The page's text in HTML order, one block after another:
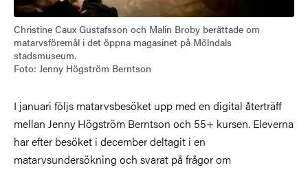
Christine Caux Gustafsson och Malin Broby berättade om
matarvsföremål i det öppna magasinet på Mölndals
stadsmuseum.
Foto: Jenny Högström Berntson
I januari följs matarvsbesöket upp med en digital återträff
mellan Jenny Högström Berntson och 55+ kursen. Eleverna
har efter besöket i december deltagit i en
matarvsundersökning och svarat på frågor om